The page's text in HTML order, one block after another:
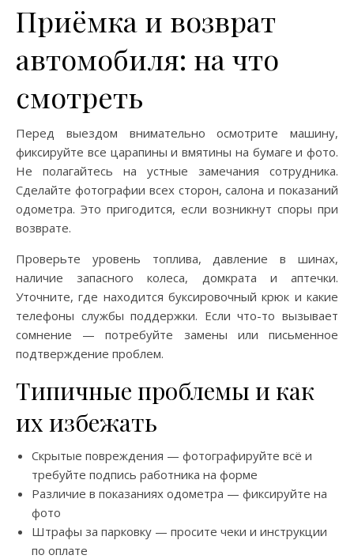
Приёмка и возврат
автомобиля: на что
смотреть
Перед выездом внимательно осмотрите машину,
фиксируйте все царапины и вмятины на бумаге и фото.
Не полагайтесь на устные замечания сотрудника.
Сделайте фотографии всех сторон, салона и показаний
одометра. Это пригодится, если возникнут споры при
возврате.
Проверьте уровень топлива, давление в шинах,
наличие запасного колеса, домкрата и аптечки.
Уточните, где находится буксировочный крюк и какие
телефоны службы поддержки. Если что-то вызывает
сомнение — потребуйте замены или письменное
подтверждение проблем.
Типичные проблемы и как
их избежать
Скрытые повреждения — фотографируйте всё и
требуйте подпись работника на форме
Различие в показаниях одометра — фиксируйте на
фото
Штрафы за парковку — просите чеки и инструкции
по оплате